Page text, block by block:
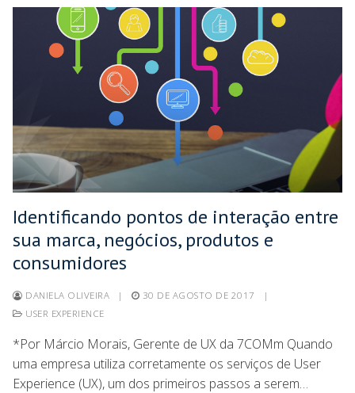
Identificando pontos de interação entre
sua marca, negócios, produtos e
consumidores
DANIELA OLIVEIRA | 30 DE AGOSTO DE 2017
|
USER EXPERIENCE
*Por Márcio Morais, Gerente de UX da 7COMm Quando
uma empresa utiliza corretamente os serviços de User
Experience (UX), um dos primeiros passos a serem…